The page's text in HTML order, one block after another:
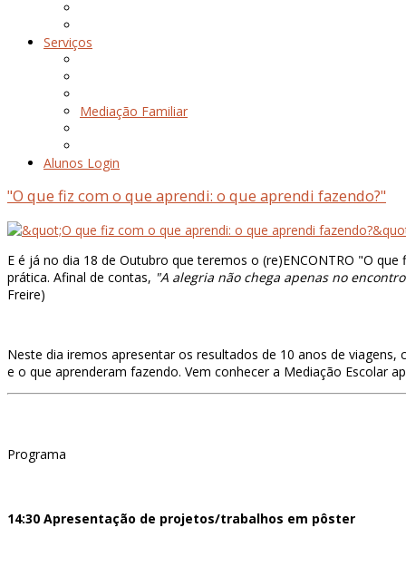
Serviços
Mediação Familiar
Alunos Login
"O que fiz com o que aprendi: o que aprendi fazendo?"
E é já no dia 18 de Outubro que teremos o (re)ENCONTRO "O
prática. Afinal de contas, "A alegria não chega apenas no
Freire)
Neste dia iremos apresentar os resultados de 10 anos de
e o que aprenderam fazendo. Vem conhecer a Mediação Escolar
Programa
14:30 Apresentação de projetos/trabalhos em pôster